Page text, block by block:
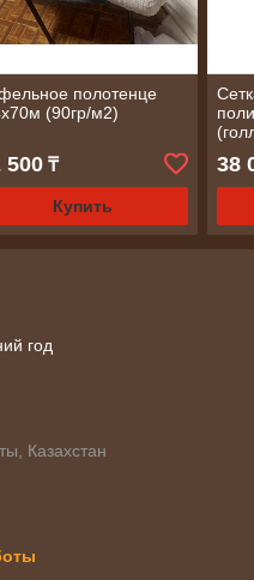
полотенце
(90гр/м2)
500₸
Купить
38
год
Казахстан